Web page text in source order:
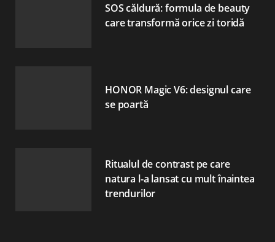
SOS căldură: formula de beauty
care transformă orice zi toridă
HONOR Magic V6: designul care
se poartă
Ritualul de contrast pe care
natura l-a lansat cu mult înaintea
trendurilor